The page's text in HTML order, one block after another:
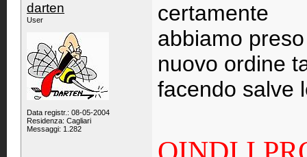
darten
User
Data registr.: 08-05-2004
Residenza: Cagliari
Messaggi: 1.282
certamente
abbiamo
nuovo ordine
facendo salve